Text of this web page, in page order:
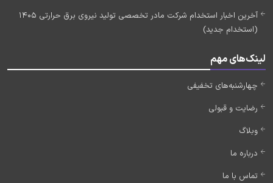
آخرین اخبار استخدام شرکت مادر تخصصی تولید نیروی برق حرارتی 1405
(استخدام جدید)
لینک‌های مهم
چهارشنبه‌های تخفیفی
رضایت و قبولی
وبلاگ
درباره ما
تماس با ما